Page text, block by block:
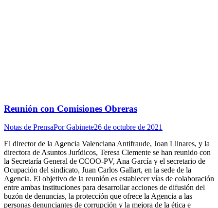
Reunión con Comisiones Obreras
Notas de PrensaPorGabinete26 de octubre de 2021
El director de la Agencia Valenciana Antifraude, Joan Llinares, y la
directora de Asuntos Jurídicos, Teresa Clemente se han reunido con
la Secretaría General de CCOO-PV, Ana García y el secretario de
Ocupación del sindicato, Juan Carlos Gallart, en la sede de la
Agencia. El objetivo de la reunión es establecer vías de colaboración
entre ambas instituciones para desarrollar acciones de difusión del
buzón de denuncias, la protección que ofrece la Agencia a las
personas denunciantes de corrupción y la mejora de la ética e